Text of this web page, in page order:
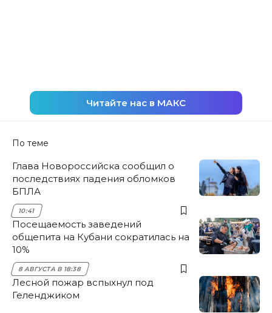
Читайте нас в МАКС
По теме
Глава Новороссийска сообщил о
последствиях падения обломков
БПЛА
10:41
Посещаемость заведений
общепита на Кубани сократилась на
10%
8 АВГУСТА В 18:38
Лесной пожар вспыхнул под
Геленджиком